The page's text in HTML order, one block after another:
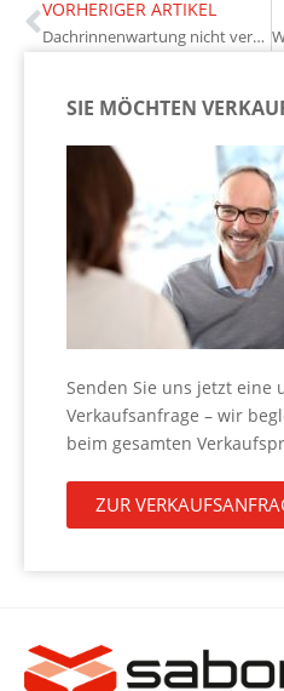
VORHERIGER ARTIKEL
Dachrinnenwartung nicht vergessen: Warum sie für Eigentümer so wichtig ist
SIE MÖCHTEN
Senden Sie uns jetzt eine
Verkaufsanfrage – wir
beim gesamten
ZUR